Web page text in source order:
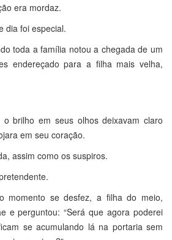
era mordaz.
dia foi especial.
toda a família notou a chegada de um
endereçado para a filha mais velha,
brilho em seus olhos deixavam claro
em seu coração.
assim como os suspiros.
momento se desfez, a filha do meio,
e perguntou: “Será que agora poderei
se acumulando lá na portaria sem